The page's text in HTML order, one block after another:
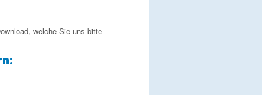
welche Sie uns bitte